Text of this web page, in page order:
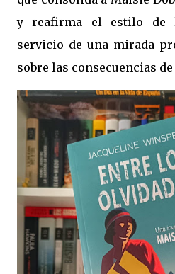
y reafirma el estilo de
servicio de una mirada
sobre las consecuencias